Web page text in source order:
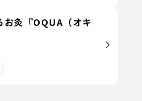
お灸『OQUA（オキ